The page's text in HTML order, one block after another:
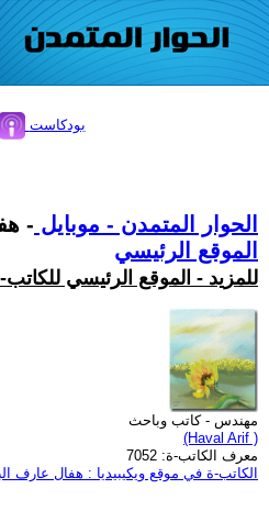
بودكاست
الحوار المتمدن - موبايل -
الموقع الرئيسي
للمزيد - الموقع الرئيسي
مهندس - كاتب وباحث
(Haval Arif )
معرف الكاتب-ة: 7052
الكاتب-ة في موقع ويكيبيديا : هفال عارف